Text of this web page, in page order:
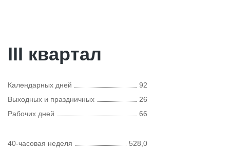
III квартал
Календарных дней
92
Выходных и праздничных
26
Рабочих дней
66
40-часовая неделя 528,0